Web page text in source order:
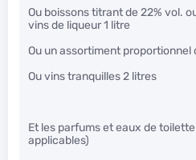
Ou boissons titrant de 22% vol.
vins de liqueur 1 litre
Ou un assortiment
Ou vins tranquilles 2 litres
Et les parfums et eaux de
applicables)